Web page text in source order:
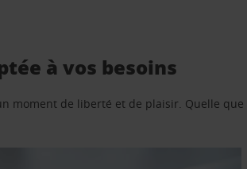
à vos besoins
moment de liberté et de plaisir. Quelle